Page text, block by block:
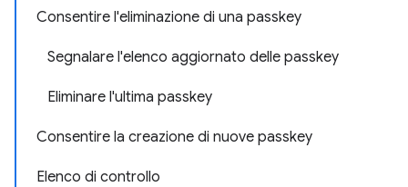
Consentire l'eliminazione di una passkey
Segnalare l'elenco aggiornato delle passkey
Eliminare l'ultima passkey
Consentire la creazione di nuove passkey
Elenco di controllo